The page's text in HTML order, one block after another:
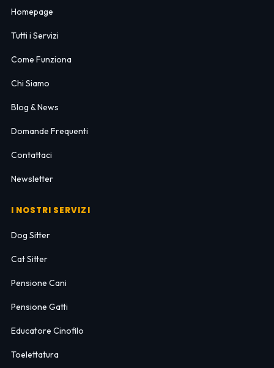
Homepage
Tutti i Servizi
Come Funziona
Chi Siamo
Blog & News
Domande Frequenti
Contattaci
Newsletter
I NOSTRI SERVIZI
Dog Sitter
Cat Sitter
Pensione Cani
Pensione Gatti
Educatore Cinofilo
Toelettatura